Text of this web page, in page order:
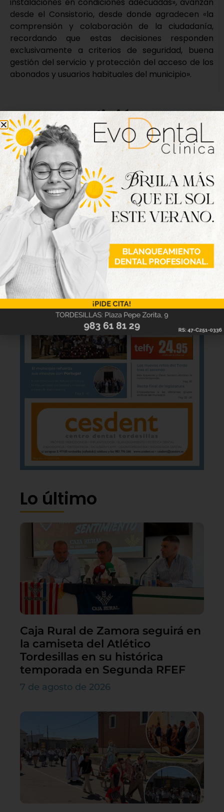
instalaciones en condiciones adecuadas», avanzan
desde el Consistorio, desde donde agradecen «la
comprensión y colaboración de la ciudadanía,
recordando que estas decisiones responden
exclusivamente a criterios de seguridad, buena
gestión del servicio y protección del acceso de los
abonados y usuarios habituales del municipio».
Nueva edición
disponible
Hazte ya con la trigésimo séptima edición de
la revista Tordesillas al día. Haz clic sobre la
imagen para verla online.
Lo último
Caja Rural de Zamora seguirá en
la camiseta del Atlético
Tordesillas en su histórica
temporada en Segunda RFEF
7 de agosto de 2026